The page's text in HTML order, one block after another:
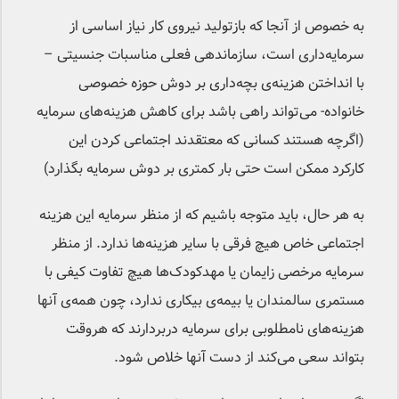
به خصوص از آنجا که بازتولید نیروی کار نیاز اساسی از
سرمایه‌داری است، سازماندهی فعلی مناسبات جنسیتی –
با انداختن هزینه‌ی بچه‌داری بر دوش حوزه خصوصی
خانواده- می‌تواند راهی باشد برای کاهش هزینه‌های سرمایه
(اگرچه هستند کسانی که معتقدند اجتماعی کردن این
کارکرد ممکن است حتی بار کمتری بر دوش سرمایه بگذارد)
به هر حال، باید متوجه باشیم که از منظر سرمایه این هزینه
اجتماعی خاص هیچ فرقی با سایر هزینه‌ها ندارد. از منظر
سرمایه مرخصی زایمان یا مهدکودک‌ها هیچ تفاوت کیفی با
مستمری سالمندان یا بیمه‌ی بیکاری ندارد، چون همه‌ی آنها
هزینه‌های نامطلوبی برای سرمایه دربردارند که هروقت
بتواند سعی می‌کند از دست آنها خلاص شود.